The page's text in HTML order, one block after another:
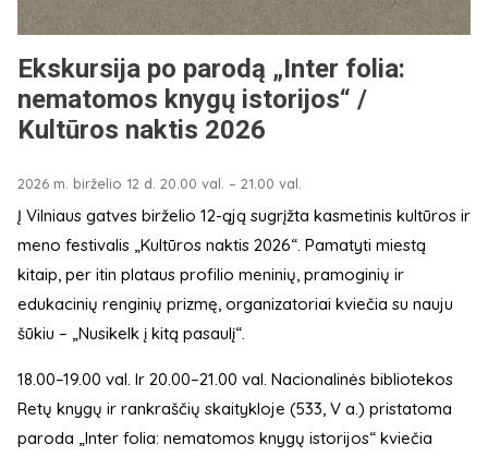
Ekskursija po parodą „Inter folia:
nematomos knygų istorijos“ /
Kultūros naktis 2026
2026 m. birželio 12 d. 20.00 val. – 21.00 val.
Į Vilniaus gatves birželio 12-ąją sugrįžta kasmetinis kultūros ir
meno festivalis „Kultūros naktis 2026“. Pamatyti miestą
kitaip, per itin plataus profilio meninių, pramoginių ir
edukacinių renginių prizmę, organizatoriai kviečia su nauju
šūkiu – „Nusikelk į kitą pasaulį“.
18.00–19.00 val. Ir 20.00–21.00 val. Nacionalinės bibliotekos
Retų knygų ir rankraščių skaitykloje (533, V a.) pristatoma
paroda „Inter folia: nematomos knygų istorijos“ kviečia